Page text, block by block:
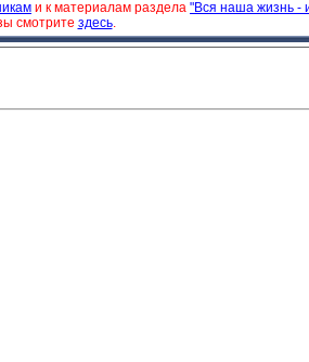
и к материалам раздела "Вся наша жизнь -
смотрите здесь.